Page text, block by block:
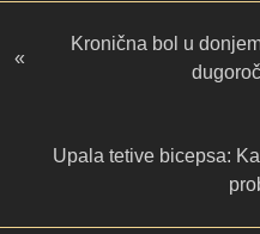
«
Kronična bol u
Upala tetive bicepsa: